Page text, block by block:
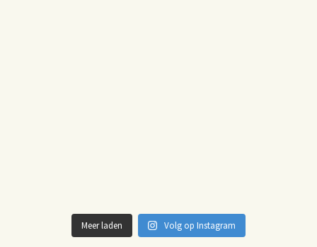
Meer laden Volg op Instagram